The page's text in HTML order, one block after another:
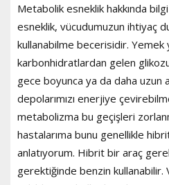
Metabolik esneklik hakkında
esneklik, vücudumuzun ihtiyaç
kullanabilme becerisidir. Yemek
karbonhidratlardan gelen glikozu
gece boyunca ya da daha uzun
depolarımızı enerjiye
metabolizma bu geçişleri
hastalarıma bunu genellikle
anlatıyorum. Hibrit bir araç
gerektiğinde benzin kullanabilir.